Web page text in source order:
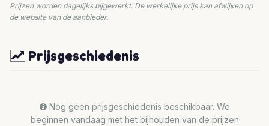
Prijzen worden dagelijks bijgewerkt. De werkelijke prijs kan afwijken op
de website van de aanbieder.
Prijsgeschiedenis
Nog geen prijsgeschiedenis beschikbaar. We
beginnen vandaag met het bijhouden van de prijzen